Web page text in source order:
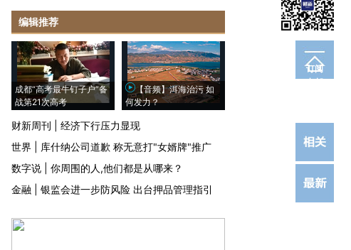
订阅
电邮
编辑推荐
成都“高考最牛钉子户”备
战第21次高考
【音频】洱海治污 如
何发力？
财新周刊
经济下行压力显现
世界
库什纳公司道歉 称无意打"女婿牌"推广
数字说
你周围的人,他们都是从哪来？
金融
银监会进一步防风险 出台押品管理指引